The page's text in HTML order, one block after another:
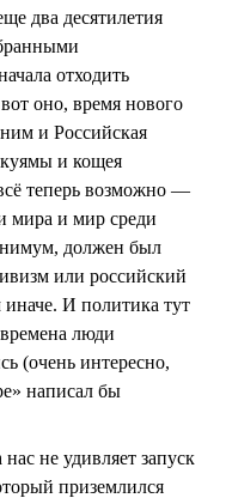
два десятилетия
отходить
оно, время нового
и Российская
и кощея
теперь возможно —
мира и мир среди
должен был
или российский
И политика тут
люди
(очень интересно,
написал бы
не удивляет запуск
приземлился